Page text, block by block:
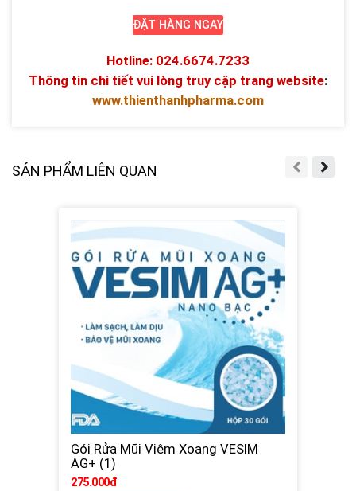
ĐẶT HÀNG NGAY
Hotline: 024.6674.7233
Thông tin chi tiết vui lòng truy cập trang website:
www.thienthanhpharma.com
SẢN PHẨM LIÊN QUAN
Gói Rửa Mũi Viêm Xoang VESIM
AG+ (1)
275.000đ